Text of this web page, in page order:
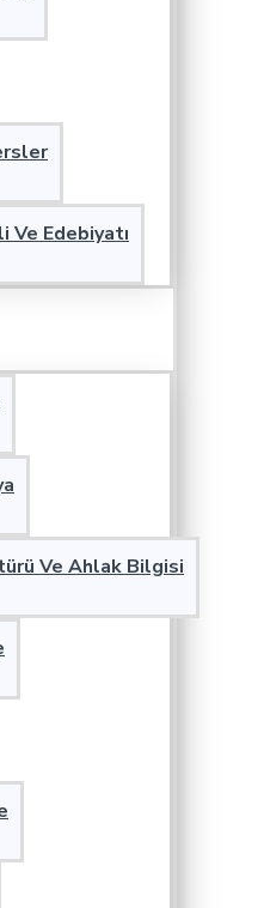
Ve Edebiyatı
Ve Ahlak Bilgisi